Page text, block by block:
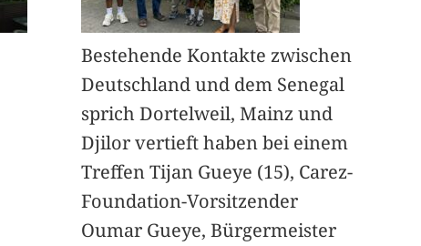
Bestehende Kontakte zwischen
Deutschland und dem Senegal
sprich Dortelweil, Mainz und
Djilor vertieft haben bei einem
Treffen Tijan Gueye (15), Carez-
Foundation-Vorsitzender
Oumar Gueye, Bürgermeister